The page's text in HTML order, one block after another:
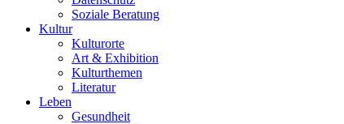
Soziale Beratung
Kultur
Kulturorte
Art & Exhibition
Kulturthemen
Literatur
Leben
Gesundheit